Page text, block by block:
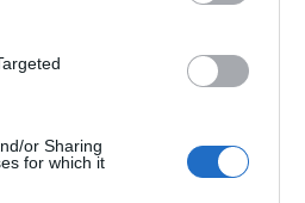
or Sharing
for which it
il suo